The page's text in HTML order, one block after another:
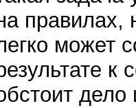
может
к